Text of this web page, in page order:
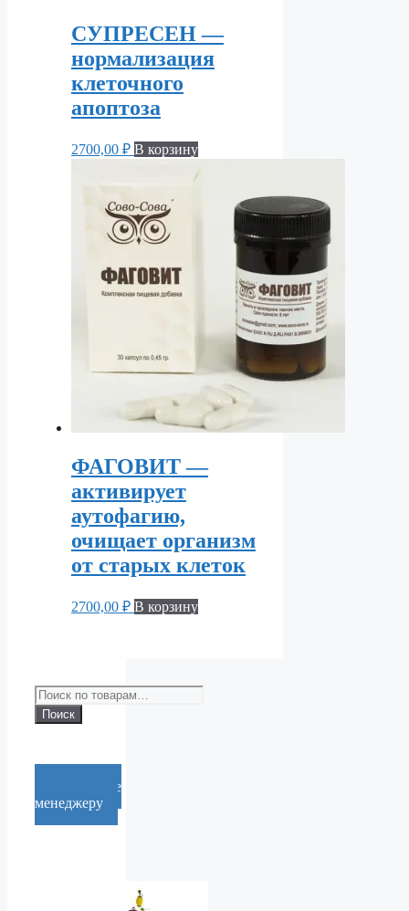
СУПРЕСЕН —
нормализация
клеточного
апоптоза
2700,00 ₽ В корзину
ФАГОВИТ —
активирует
аутофагию,
очищает организм
от старых клеток
2700,00 ₽ В корзину
Искать:
Поиск
Cообщение
менеджеру